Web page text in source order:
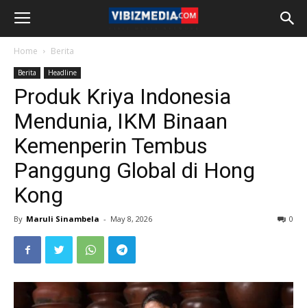
Home Berita
Berita Headline
Produk Kriya Indonesia
Mendunia, IKM Binaan
Kemenperin Tembus
Panggung Global di Hong
Kong
By Maruli Sinambela - May 8, 2026 0